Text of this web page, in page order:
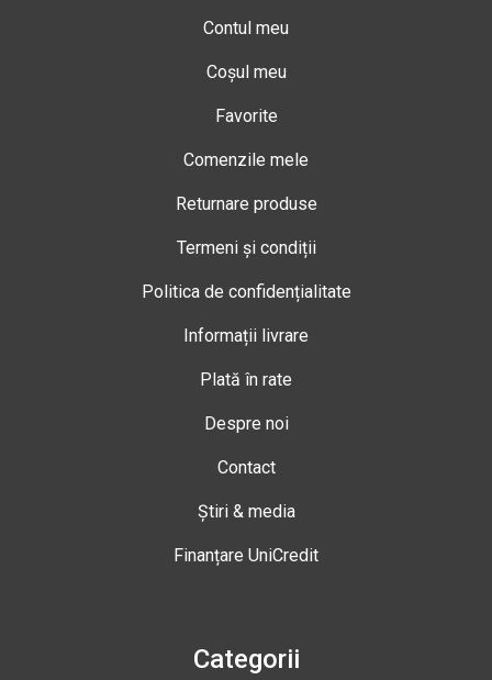
Contul meu
Coșul meu
Favorite
Comenzile mele
Returnare produse
Termeni și condiții
Politica de confidențialitate
Informații livrare
Plată în rate
Despre noi
Contact
Știri & media
Finanțare UniCredit
Categorii